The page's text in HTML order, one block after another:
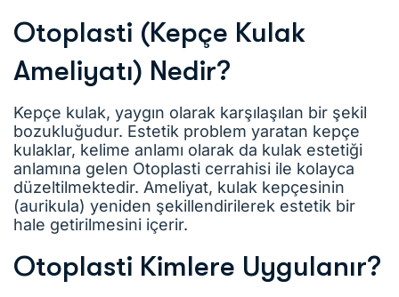
Otoplasti (Kepçe Kulak
Ameliyatı) Nedir?
Kepçe kulak, yaygın olarak karşılaşılan bir şekil
bozukluğudur. Estetik problem yaratan kepçe
kulaklar, kelime anlamı olarak da kulak estetiği
anlamına gelen Otoplasti cerrahisi ile kolayca
düzeltilmektedir. Ameliyat, kulak kepçesinin
(aurikula) yeniden şekillendirilerek estetik bir
hale getirilmesini içerir.
Otoplasti Kimlere Uygulanır?